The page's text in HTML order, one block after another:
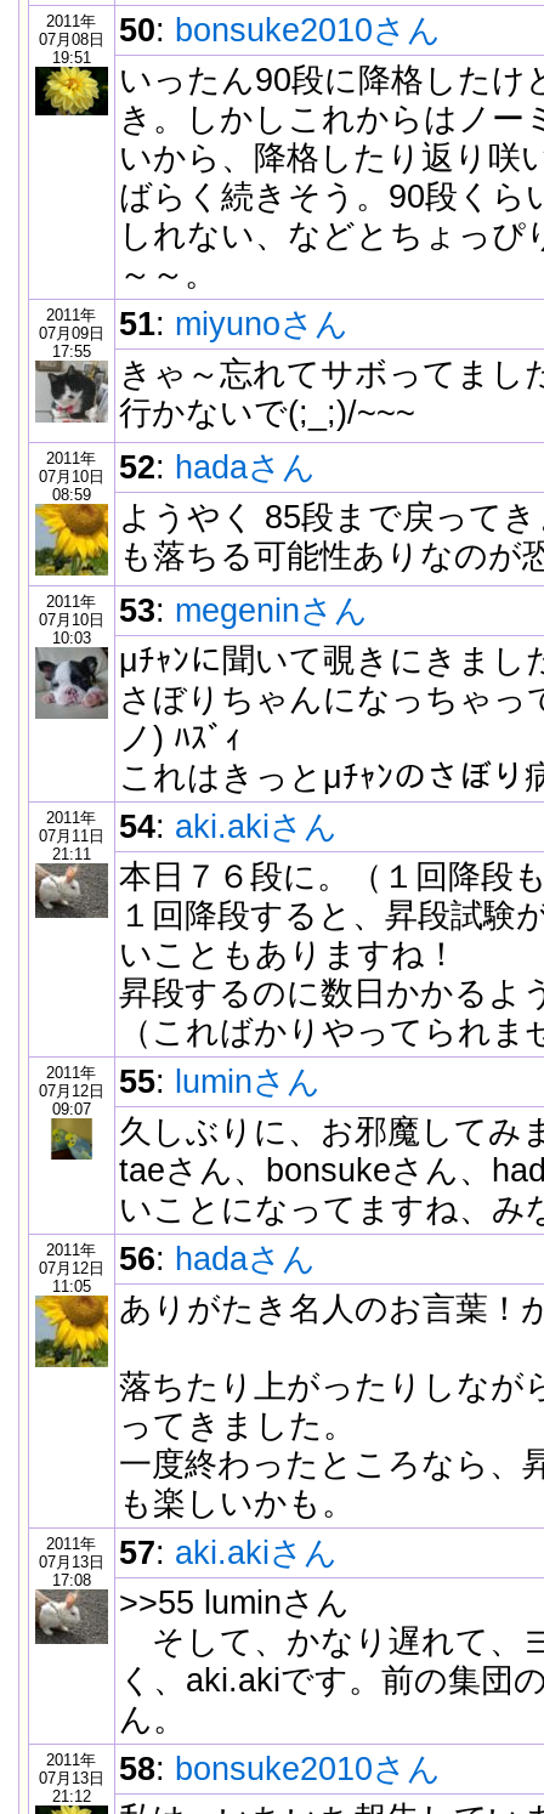
2011年
07月08日
19:51
50: bonsuke2010さん
いったん90段に降格したけ
き。しかしこれからはノー
いから、降格したり返り咲
ばらく続きそう。90段くら
しれない、などとちょっぴ
～～。
2011年
07月09日
17:55
51: miyunoさん
きゃ～忘れてサボってま
行かないで(;_;)/~~~
2011年
07月10日
08:59
52: hadaさん
ようやく 85段まで戻って
も落ちる可能性ありなのが
2011年
07月10日
10:03
53: megeninさん
μﾁｬﾝに聞いて覗きにきま
さぼりちゃんになっちゃっ
ノ) ﾊｽﾞｨ
これはきっとμﾁｬﾝのさぼり
2011年
07月11日
21:11
54: aki.akiさん
本日７６段に。（１回降段
１回降段すると、昇段試験
いこともありますね！
昇段するのに数日かかるよ
（こればかりやってられま
2011年
07月12日
09:07
55: luminさん
久しぶりに、お邪魔してみ
taeさん、bonsukeさん、
いことになってますね、み
2011年
07月12日
11:05
56: hadaさん
ありがたき名人のお言葉！
落ちたり上がったりしなが
ってきました。
一度終わったところなら、
も楽しいかも。
2011年
07月13日
17:08
57: aki.akiさん
>>55 luminさん
そして、かなり遅れて、
く、aki.akiです。前の集団
ん。
2011年
07月13日
21:12
58: bonsuke2010さん